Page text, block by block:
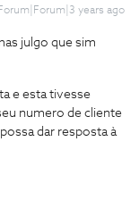
Forum|Forum|3 years ago
julgo que sim
e esta tivesse
numero de cliente
dar resposta à